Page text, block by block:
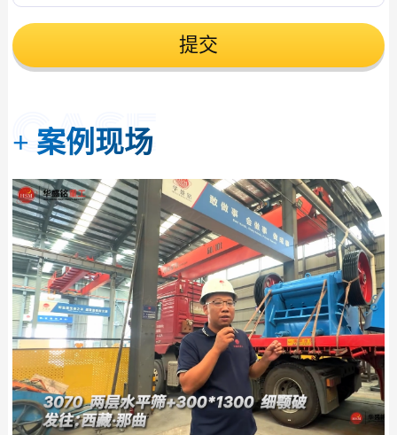
提交
+ 案例现场